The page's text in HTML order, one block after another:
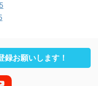
お願いします！